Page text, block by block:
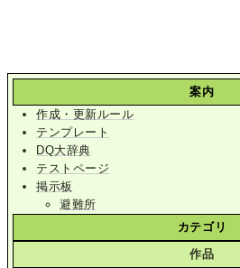
案内
作成・更新ルール
テンプレート
DQ大辞典
テストページ
掲示板
避難所
カテゴリ
作品